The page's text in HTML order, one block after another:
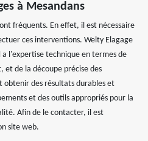
à Mesandans
fréquents. En effet, il est nécessaire
ces interventions. Welty Elagage
l'expertise technique en termes de
et de la découpe précise des
des résultats durables et
et des outils appropriés pour la
Afin de le contacter, il est
site web.